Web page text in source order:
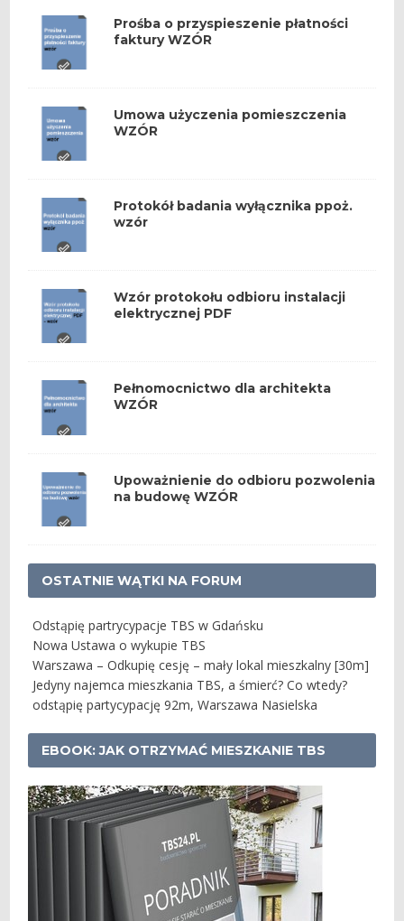
Prośba o przyspieszenie płatności
faktury WZÓR
Umowa użyczenia pomieszczenia
WZÓR
Protokół badania wyłącznika ppoż.
wzór
Wzór protokołu odbioru instalacji
elektrycznej PDF
Pełnomocnictwo dla architekta
WZÓR
Upoważnienie do odbioru pozwolenia
na budowę WZÓR
OSTATNIE WĄTKI NA FORUM
Odstąpię partrycypacje TBS w Gdańsku
Nowa Ustawa o wykupie TBS
Warszawa – Odkupię cesję – mały lokal mieszkalny [30m]
Jedyny najemca mieszkania TBS, a śmierć? Co wtedy?
odstąpię partycypację 92m, Warszawa Nasielska
EBOOK: JAK OTRZYMAĆ MIESZKANIE TBS